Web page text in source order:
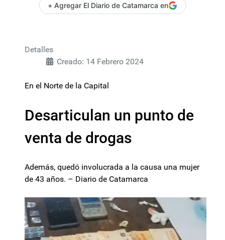
+ Agregar El Diario de Catamarca en
Detalles
Creado: 14 Febrero 2024
En el Norte de la Capital
Desarticulan un punto de
venta de drogas
Además, quedó involucrada a la causa una mujer
de 43 años. – Diario de Catamarca